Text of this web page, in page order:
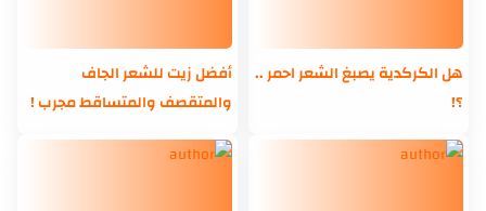
هل الكركدية يصبغ الشعر احمر ..
؟!
أفضل زيت للشعر الجاف
والمتقصف والمتساقط مجرب !